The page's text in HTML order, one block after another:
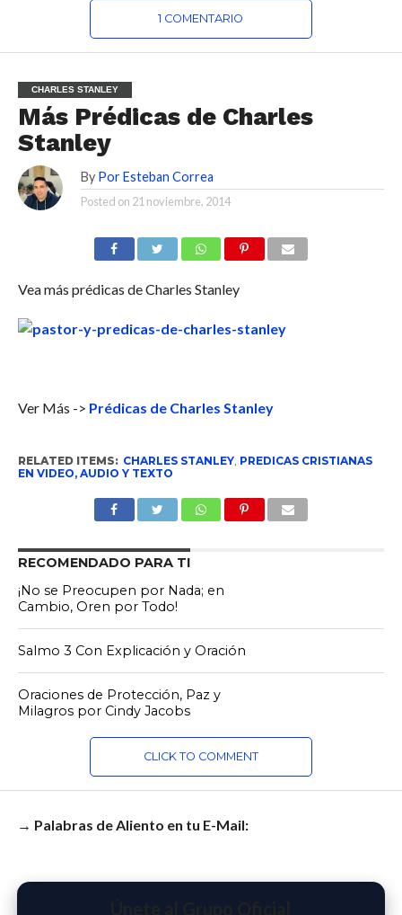
1 COMENTARIO
CHARLES STANLEY
Más Prédicas de Charles
Stanley
By Por Esteban Correa
Posted on 21 noviembre, 2014
Vea más prédicas de Charles Stanley
Ver Más -> Prédicas de Charles Stanley
RELATED ITEMS: CHARLES STANLEY, PREDICAS CRISTIANAS
EN VIDEO, AUDIO Y TEXTO
RECOMENDADO PARA TI
¡No se Preocupen por Nada; en
Cambio, Oren por Todo!
Salmo 3 Con Explicación y Oración
Oraciones de Protección, Paz y
Milagros por Cindy Jacobs
CLICK TO COMMENT
→ Palabras de Aliento en tu E-Mail: